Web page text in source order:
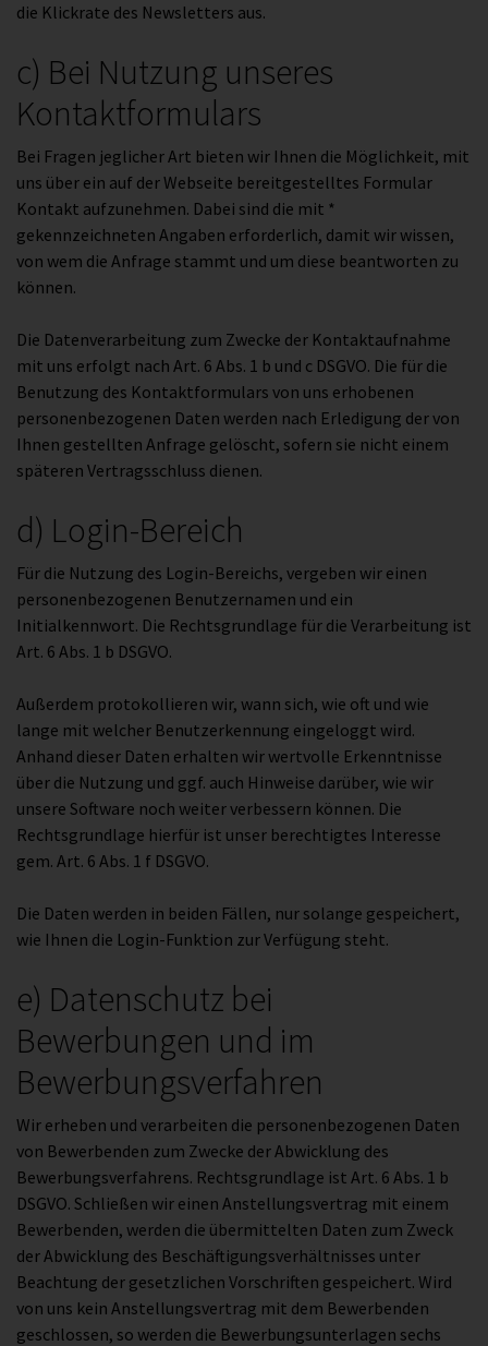
die Klickrate des Newsletters aus.
c) Bei Nutzung unseres
Kontaktformulars
Bei Fragen jeglicher Art bieten wir Ihnen die Möglichkeit, mit
uns über ein auf der Webseite bereitgestelltes Formular
Kontakt aufzunehmen. Dabei sind die mit *
gekennzeichneten Angaben erforderlich, damit wir wissen,
von wem die Anfrage stammt und um diese beantworten zu
können.
Die Datenverarbeitung zum Zwecke der Kontaktaufnahme
mit uns erfolgt nach Art. 6 Abs. 1 b und c DSGVO. Die für die
Benutzung des Kontaktformulars von uns erhobenen
personenbezogenen Daten werden nach Erledigung der von
Ihnen gestellten Anfrage gelöscht, sofern sie nicht einem
späteren Vertragsschluss dienen.
d) Login-Bereich
Für die Nutzung des Login-Bereichs, vergeben wir einen
personenbezogenen Benutzernamen und ein
Initialkennwort. Die Rechtsgrundlage für die Verarbeitung ist
Art. 6 Abs. 1 b DSGVO.
Außerdem protokollieren wir, wann sich, wie oft und wie
lange mit welcher Benutzerkennung eingeloggt wird.
Anhand dieser Daten erhalten wir wertvolle Erkenntnisse
über die Nutzung und ggf. auch Hinweise darüber, wie wir
unsere Software noch weiter verbessern können. Die
Rechtsgrundlage hierfür ist unser berechtigtes Interesse
gem. Art. 6 Abs. 1 f DSGVO.
Die Daten werden in beiden Fällen, nur solange gespeichert,
wie Ihnen die Login-Funktion zur Verfügung steht.
e) Datenschutz bei
Bewerbungen und im
Bewerbungsverfahren
Wir erheben und verarbeiten die personenbezogenen Daten
von Bewerbenden zum Zwecke der Abwicklung des
Bewerbungsverfahrens. Rechtsgrundlage ist Art. 6 Abs. 1 b
DSGVO. Schließen wir einen Anstellungsvertrag mit einem
Bewerbenden, werden die übermittelten Daten zum Zweck
der Abwicklung des Beschäftigungsverhältnisses unter
Beachtung der gesetzlichen Vorschriften gespeichert. Wird
von uns kein Anstellungsvertrag mit dem Bewerbenden
geschlossen, so werden die Bewerbungsunterlagen sechs